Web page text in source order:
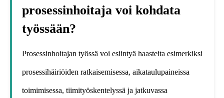
prosessinhoitaja voi kohdata
työssään?
Prosessinhoitajan työssä voi esiintyä haasteita esimerkiksi
prosessihäiriöiden ratkaisemisessa, aikataulupaineissa
toimimisessa, tiimityöskentelyssä ja jatkuvassa